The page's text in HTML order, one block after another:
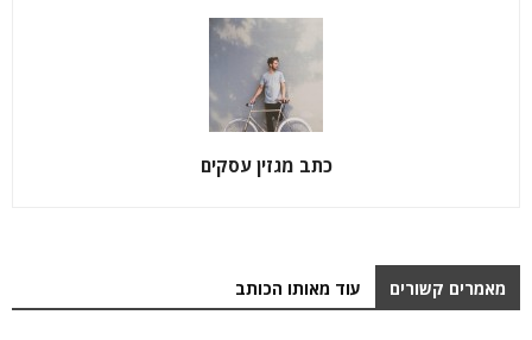
כתב מגזין עסקים
מאמרים קשורים עוד מאותו הכותב